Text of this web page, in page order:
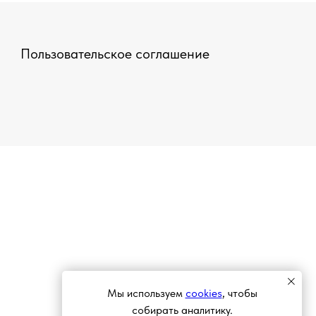
Пользовательское соглашение
Мы используем cookies, чтобы
собирать аналитику.